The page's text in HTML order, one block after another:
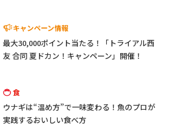
キャンペーン情報
最大30,000ポイント当たる！「トライアル西
友 合同 夏ドカン！キャンペーン」開催！
食
ウナギは“温め方”で一味変わる！魚のプロが
実践するおいしい食べ方